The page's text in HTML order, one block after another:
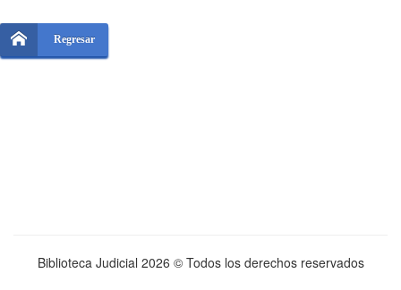
Regresar
Biblioteca Judicial 2026 © Todos los derechos reservados